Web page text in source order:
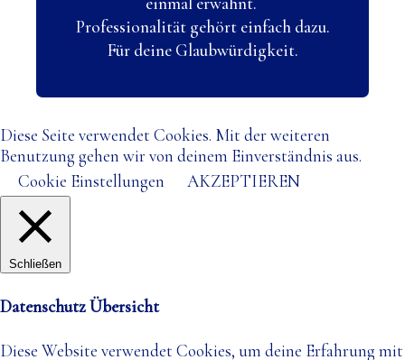
Professionalität gehört einfach dazu.
Für deine Glaubwürdigkeit.
Diese Seite verwendet Cookies. Mit der weiteren
Benutzung gehen wir von deinem Einverständnis aus.
Cookie Einstellungen
AKZEPTIEREN
Schließen
Datenschutz Übersicht
Diese Website verwendet Cookies, um deine Erfahrung mit